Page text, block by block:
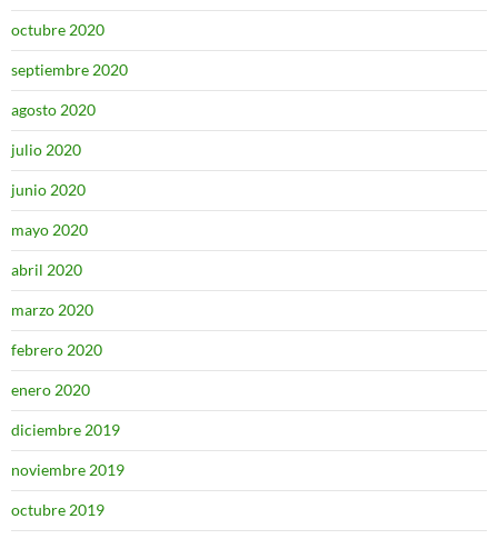
octubre 2020
septiembre 2020
agosto 2020
julio 2020
junio 2020
mayo 2020
abril 2020
marzo 2020
febrero 2020
enero 2020
diciembre 2019
noviembre 2019
octubre 2019